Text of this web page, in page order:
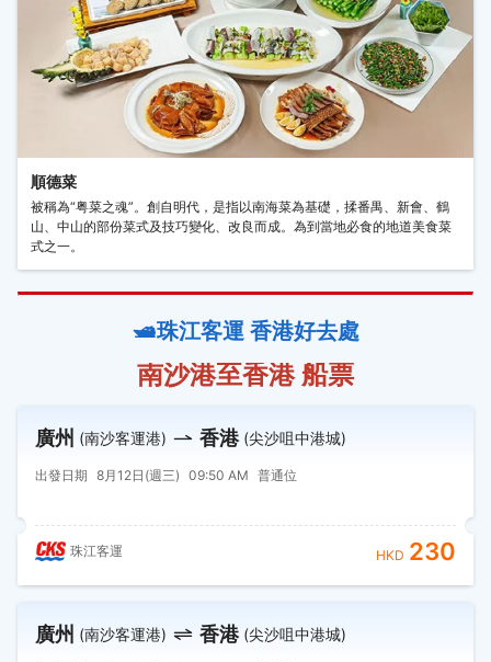
順德菜
被稱為“粤菜之魂”。創自明代，是指以南海菜為基礎，揉番禺、新會、鶴
山、中山的部份菜式及技巧變化、改良而成。為到當地必食的地道美食菜
式之一。
🛥️珠江客運 香港好去處
南沙港至香港 船票
廣州 (南沙客運港) 香港 (尖沙咀中港城)
出發日期 8月12日(週三) 09:50 AM 普通位
珠江客運 HKD 230
廣州 (南沙客運港) 香港 (尖沙咀中港城)